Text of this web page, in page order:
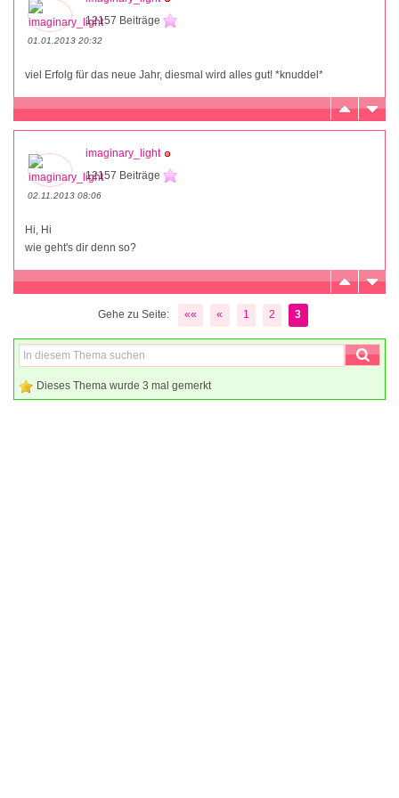
12157 Beiträge
01.01.2013 20:32
viel Erfolg für das neue Jahr, diesmal wird alles gut! *knuddel*
imaginary_light
12157 Beiträge
02.11.2013 08:06
Hi, Hi
wie geht's dir denn so?
Gehe zu Seite: «« « 1 2 3
Dieses Thema wurde 3 mal gemerkt